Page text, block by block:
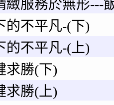
緻服務於無形---
的不平凡-(下)
的不平凡-(上)
求勝(下)
求勝(上)